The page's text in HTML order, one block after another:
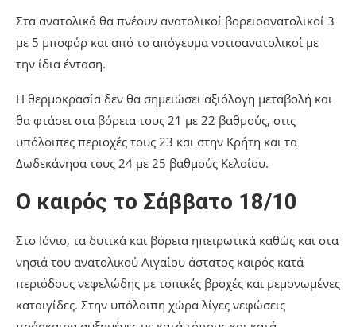
Στα ανατολικά θα πνέουν ανατολικοί βορειοανατολικοί 3
με 5 μποφόρ και από το απόγευμα νοτιοανατολικοί με
την ίδια ένταση.
Η θερμοκρασία δεν θα σημειώσει αξιόλογη μεταβολή και
θα φτάσει στα βόρεια τους 21 με 22 βαθμούς, στις
υπόλοιπες περιοχές τους 23 και στην Κρήτη και τα
Δωδεκάνησα τους 24 με 25 βαθμούς Κελσίου.
Ο καιρός το Σάββατο 18/10
Στο Ιόνιο, τα δυτικά και βόρεια ηπειρωτικά καθώς και στα
νησιά του ανατολικού Αιγαίου άστατος καιρός κατά
περιόδους νεφελώδης με τοπικές βροχές και μεμονωμένες
καταιγίδες. Στην υπόλοιπη χώρα λίγες νεφώσεις